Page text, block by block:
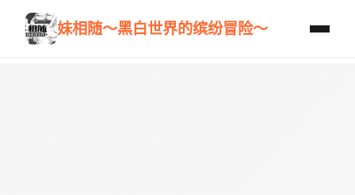
妹相随～黑白世界的缤纷冒险～